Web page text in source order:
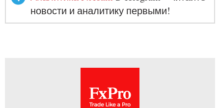
новости и аналитику первыми!